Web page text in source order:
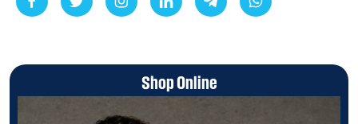
Shop Online